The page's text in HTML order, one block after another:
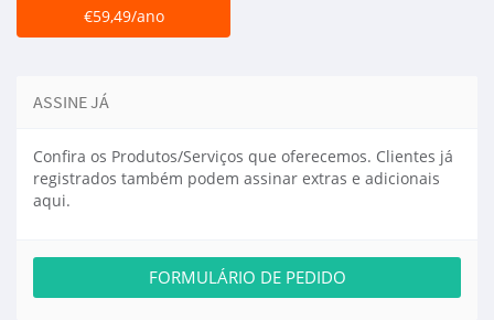
€59,49/ano
ASSINE JÁ
Confira os Produtos/Serviços que oferecemos. Clientes já
registrados também podem assinar extras e adicionais
aqui.
FORMULÁRIO DE PEDIDO